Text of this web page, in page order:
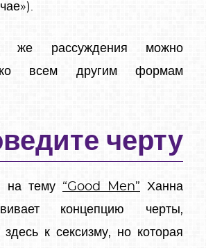
же рассуждения можно
ко всем другим формам
черту
на тему “Good Men” Ханна
концепцию черты,
к сексизму, но которая